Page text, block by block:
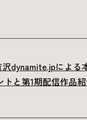
dynamite.jpによる
トと第1期配信作品